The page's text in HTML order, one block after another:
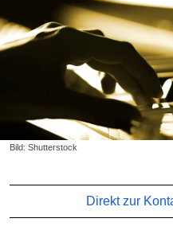
Bild: Shutterstock
Direkt zur